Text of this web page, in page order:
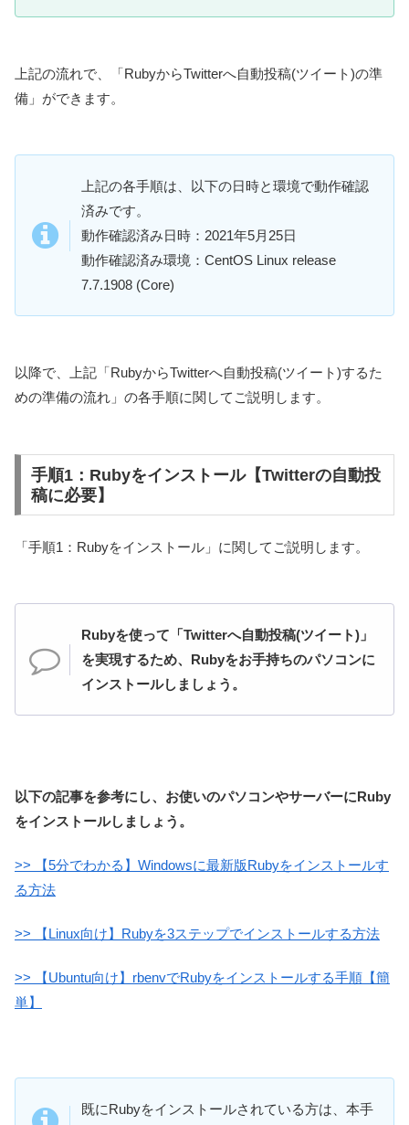
上記の流れで、「RubyからTwitterへ自動投稿(ツイート)の準
備」ができます。
上記の各手順は、以下の日時と環境で動作確認
済みです。
動作確認済み日時：2021年5月25日
動作確認済み環境：CentOS Linux release
7.7.1908 (Core)
以降で、上記「RubyからTwitterへ自動投稿(ツイート)するた
めの準備の流れ」の各手順に関してご説明します。
手順1：Rubyをインストール【Twitterの自動投
稿に必要】
「手順1：Rubyをインストール」に関してご説明します。
Rubyを使って「Twitterへ自動投稿(ツイート)」
を実現するため、Rubyをお手持ちのパソコンに
インストールしましょう。
以下の記事を参考にし、お使いのパソコンやサーバーにRuby
をインストールしましょう。
>> 【5分でわかる】Windowsに最新版Rubyをインストールす
る方法
>> 【Linux向け】Rubyを3ステップでインストールする方法
>> 【Ubuntu向け】rbenvでRubyをインストールする手順【簡
単】
既にRubyをインストールされている方は、本手